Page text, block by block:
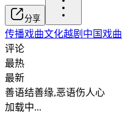
分享
传播戏曲文化越剧 中国戏曲
评论
最热
最新
善语结善缘,恶语伤人心
加载中...